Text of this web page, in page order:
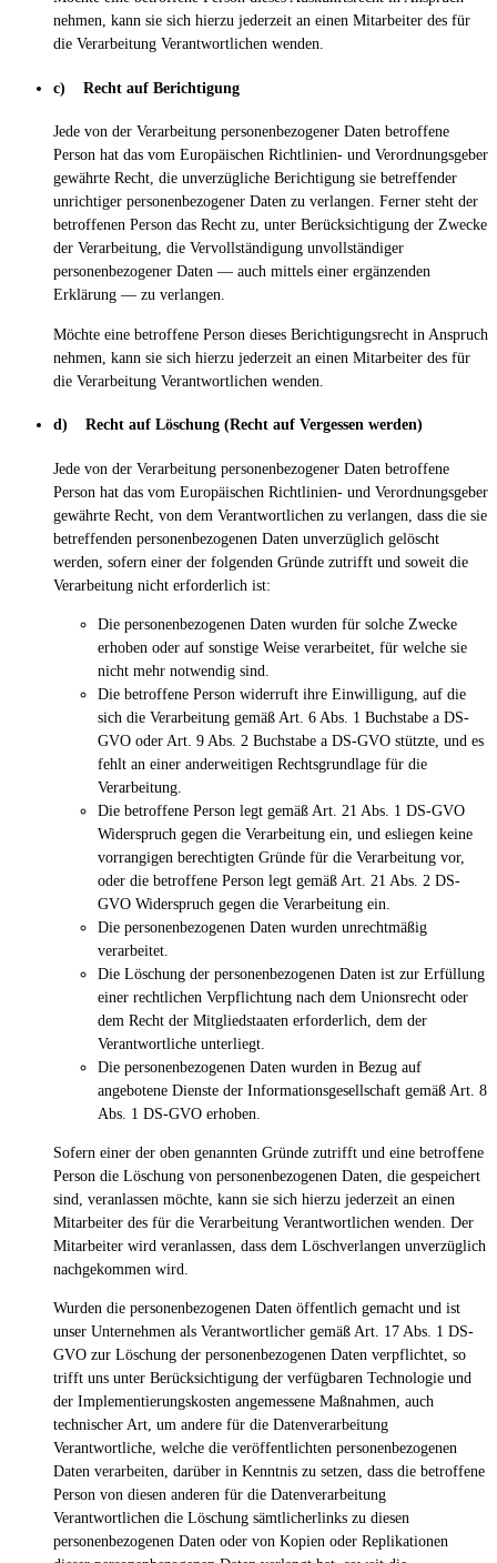
nehmen, kann sie sich hierzu jederzeit an einen Mitarbeiter des für
die Verarbeitung Verantwortlichen wenden.
c) Recht auf Berichtigung
Jede von der Verarbeitung personenbezogener Daten betroffene
Person hat das vom Europäischen Richtlinien- und Verordnungsgeber
gewährte Recht, die unverzügliche Berichtigung sie betreffender
unrichtiger personenbezogener Daten zu verlangen. Ferner steht der
betroffenen Person das Recht zu, unter Berücksichtigung der Zwecke
der Verarbeitung, die Vervollständigung unvollständiger
personenbezogener Daten — auch mittels einer ergänzenden
Erklärung — zu verlangen.
Möchte eine betroffene Person dieses Berichtigungsrecht in Anspruch
nehmen, kann sie sich hierzu jederzeit an einen Mitarbeiter des für
die Verarbeitung Verantwortlichen wenden.
d) Recht auf Löschung (Recht auf Vergessen werden)
Jede von der Verarbeitung personenbezogener Daten betroffene
Person hat das vom Europäischen Richtlinien- und Verordnungsgeber
gewährte Recht, von dem Verantwortlichen zu verlangen, dass die sie
betreffenden personenbezogenen Daten unverzüglich gelöscht
werden, sofern einer der folgenden Gründe zutrifft und soweit die
Verarbeitung nicht erforderlich ist:
Die personenbezogenen Daten wurden für solche Zwecke
erhoben oder auf sonstige Weise verarbeitet, für welche sie
nicht mehr notwendig sind.
Die betroffene Person widerruft ihre Einwilligung, auf die
sich die Verarbeitung gemäß Art. 6 Abs. 1 Buchstabe a DS-
GVO oder Art. 9 Abs. 2 Buchstabe a DS-GVO stützte, und es
fehlt an einer anderweitigen Rechtsgrundlage für die
Verarbeitung.
Die betroffene Person legt gemäß Art. 21 Abs. 1 DS-GVO
Widerspruch gegen die Verarbeitung ein, und esliegen keine
vorrangigen berechtigten Gründe für die Verarbeitung vor,
oder die betroffene Person legt gemäß Art. 21 Abs. 2 DS-
GVO Widerspruch gegen die Verarbeitung ein.
Die personenbezogenen Daten wurden unrechtmäßig
verarbeitet.
Die Löschung der personenbezogenen Daten ist zur Erfüllung
einer rechtlichen Verpflichtung nach dem Unionsrecht oder
dem Recht der Mitgliedstaaten erforderlich, dem der
Verantwortliche unterliegt.
Die personenbezogenen Daten wurden in Bezug auf
angebotene Dienste der Informationsgesellschaft gemäß Art. 8
Abs. 1 DS-GVO erhoben.
Sofern einer der oben genannten Gründe zutrifft und eine betroffene
Person die Löschung von personenbezogenen Daten, die gespeichert
sind, veranlassen möchte, kann sie sich hierzu jederzeit an einen
Mitarbeiter des für die Verarbeitung Verantwortlichen wenden. Der
Mitarbeiter wird veranlassen, dass dem Löschverlangen unverzüglich
nachgekommen wird.
Wurden die personenbezogenen Daten öffentlich gemacht und ist
unser Unternehmen als Verantwortlicher gemäß Art. 17 Abs. 1 DS-
GVO zur Löschung der personenbezogenen Daten verpflichtet, so
trifft uns unter Berücksichtigung der verfügbaren Technologie und
der Implementierungskosten angemessene Maßnahmen, auch
technischer Art, um andere für die Datenverarbeitung
Verantwortliche, welche die veröffentlichten personenbezogenen
Daten verarbeiten, darüber in Kenntnis zu setzen, dass die betroffene
Person von diesen anderen für die Datenverarbeitung
Verantwortlichen die Löschung sämtlicherlinks zu diesen
personenbezogenen Daten oder von Kopien oder Replikationen